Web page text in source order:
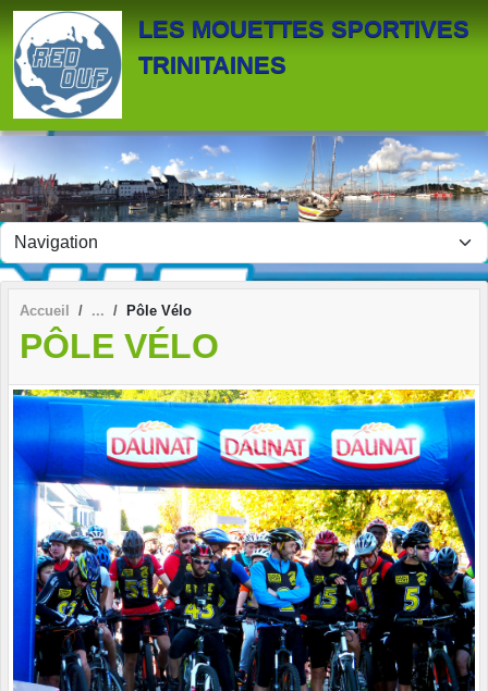
LES MOUETTES SPORTIVES
TRINITAINES
Accueil Pôle Vélo
PÔLE VÉLO
Panneau de gestion des cookies